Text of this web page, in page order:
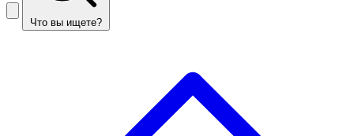
Что вы ищете?